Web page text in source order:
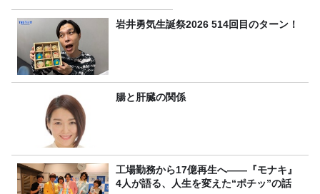
岩井勇気生誕祭2026 514回目のターン！
腸と肝臓の関係
工場勤務から17億再生へ——『モナキ』
4人が語る、人生を変えた“ポチッ”の話